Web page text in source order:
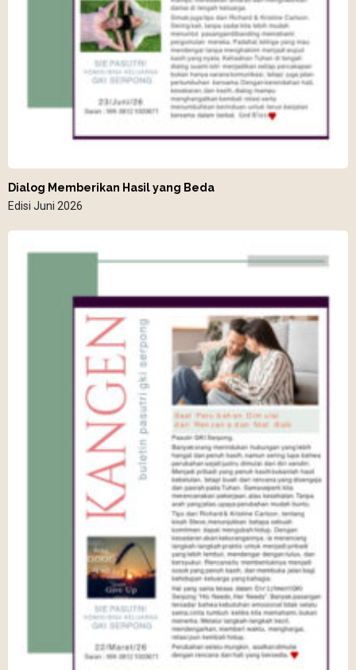
Dialog Memberikan Hasil yang Beda
Edisi Juni 2026